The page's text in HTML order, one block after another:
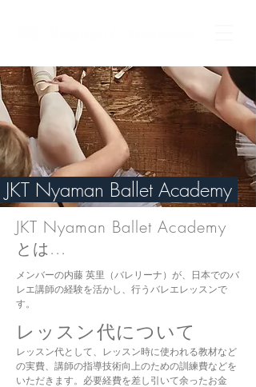
JKT Nyaman Ballet Academy
JKT Nyaman Ballet Academy
とは...
メンバーの内藤 英里（バレリーナ）が、日本でのバ
レエ講師の経験を活かし、行うバレエレッスンで
す。
レッスン代について
レッスン代として、レッスン時に使われる教材など
の実費、講師の指導技術向上のための訓練費などを
いただきます。必要経費を差し引いて余ったお金